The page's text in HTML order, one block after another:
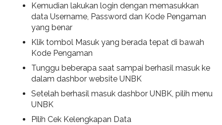
Kemudian lakukan login dengan memasukkan
data Username, Password dan Kode Pengaman
yang benar
Klik tombol Masuk yang berada tepat di bawah
Kode Pengaman
Tunggu beberapa saat sampai berhasil masuk ke
dalam dashbor website UNBK
Setelah berhasil masuk dashbor UNBK, pilih menu
UNBK
Pilih Cek Kelengkapan Data